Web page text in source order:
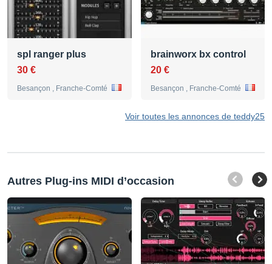
spl ranger plus
30 €
Besançon , Franche-Comté
brainworx bx control
20 €
Besançon , Franche-Comté
Voir toutes les annonces de teddy25
Autres Plug-ins MIDI d’occasion